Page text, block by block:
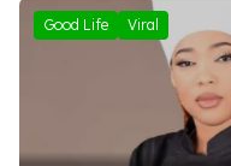
Good Life Viral